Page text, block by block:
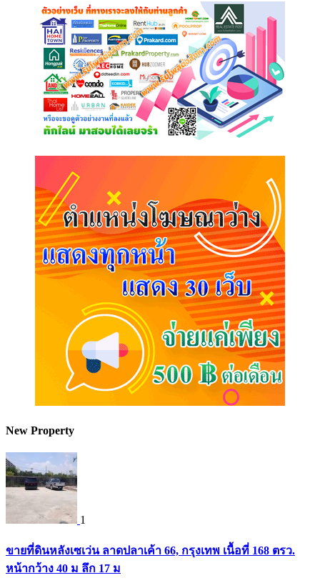
New Property
1
ขายที่ดินหลังเซเว่น ลาดปลาเค้า 66, กรุงเทพ เนื้อที่ 168 ตรว.
หน้ากว้าง 40 ม ลึก 17 ม